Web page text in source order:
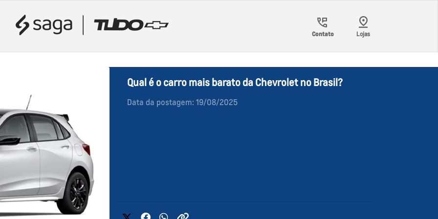
Contato Lojas
Qual é o carro mais barato da Chevrolet no Brasil?
Data da postagem: 19/08/2025